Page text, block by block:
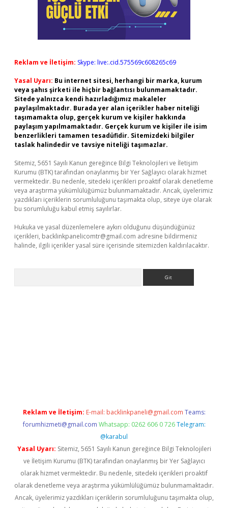
Reklam ve İletişim: Skype: live:.cid.575569c608265c69
Yasal Uyarı: Bu internet sitesi, herhangi bir marka, kurum
veya şahıs şirketi ile hiçbir bağlantısı bulunmamaktadır.
Sitede yalnızca kendi hazırladığımız makaleler
paylaşılmaktadır. Burada yer alan içerikler haber niteliği
taşımamakta olup, gerçek kurum ve kişiler hakkında
paylaşım yapılmamaktadır. Gerçek kurum ve kişiler ile isim
benzerlikleri tamamen tesadüfidir. Sitemizdeki bilgiler
taslak halindedir ve tavsiye niteliği taşımazlar.
Sitemiz, 5651 Sayılı Kanun gereğince Bilgi Teknolojileri ve İletişim
Kurumu (BTK) tarafından onaylanmış bir Yer Sağlayıcı olarak hizmet
vermektedir. Bu nedenle, sitedeki içerikleri proaktif olarak denetleme
veya araştırma yükümlülüğümüz bulunmamaktadır. Ancak, üyelerimiz
yazdıkları içeriklerin sorumluluğunu taşımakta olup, siteye üye olarak
bu sorumluluğu kabul etmiş sayılırlar.
Hukuka ve yasal düzenlemelere aykırı olduğunu düşündüğünüz
içerikleri, backlinkpanelicomtr@gmail.com adresine bildirmeniz
halinde, ilgili içerikler yasal süre içerisinde sitemizden kaldırılacaktır.
Reklam ve İletişim: E-mail: backlinkpaneli@gmail.com Teams:
forumhizmeti@gmail.com Whatsapp: 0262 606 0 726 Telegram:
@karabul
Yasal Uyarı: Sitemiz, 5651 Sayılı Kanun gereğince Bilgi Teknolojileri
ve İletişim Kurumu (BTK) tarafından onaylanmış bir Yer Sağlayıcı
olarak hizmet vermektedir. Bu nedenle, sitedeki içerikleri proaktif
olarak denetleme veya araştırma yükümlülüğümüz bulunmamaktadır.
Ancak, üyelerimiz yazdıkları içeriklerin sorumluluğunu taşımakta olup,